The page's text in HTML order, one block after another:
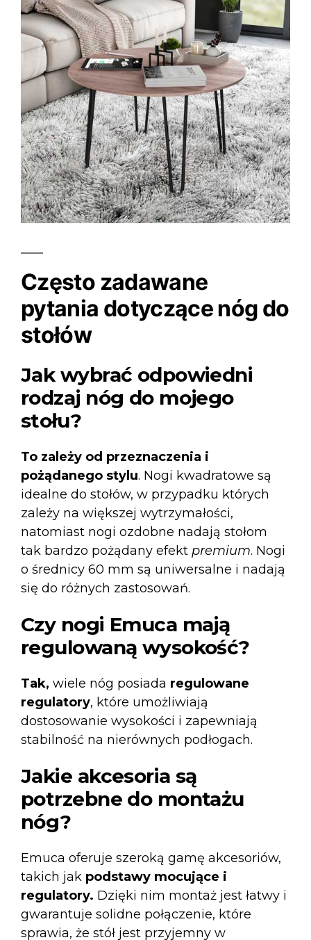
Często zadawane
pytania dotyczące nóg do
stołów
Jak wybrać odpowiedni
rodzaj nóg do mojego
stołu?
To zależy od przeznaczenia i
pożądanego stylu. Nogi kwadratowe są
idealne do stołów, w przypadku których
zależy na większej wytrzymałości,
natomiast nogi ozdobne nadają stołom
tak bardzo pożądany efekt premium. Nogi
o średnicy 60 mm są uniwersalne i nadają
się do różnych zastosowań.
Czy nogi Emuca mają
regulowaną wysokość?
Tak, wiele nóg posiada regulowane
regulatory, które umożliwiają
dostosowanie wysokości i zapewniają
stabilność na nierównych podłogach.
Jakie akcesoria są
potrzebne do montażu
nóg?
Emuca oferuje szeroką gamę akcesoriów,
takich jak podstawy mocujące i
regulatory. Dzięki nim montaż jest łatwy i
gwarantuje solidne połączenie, które
sprawia, że stół jest przyjemny w